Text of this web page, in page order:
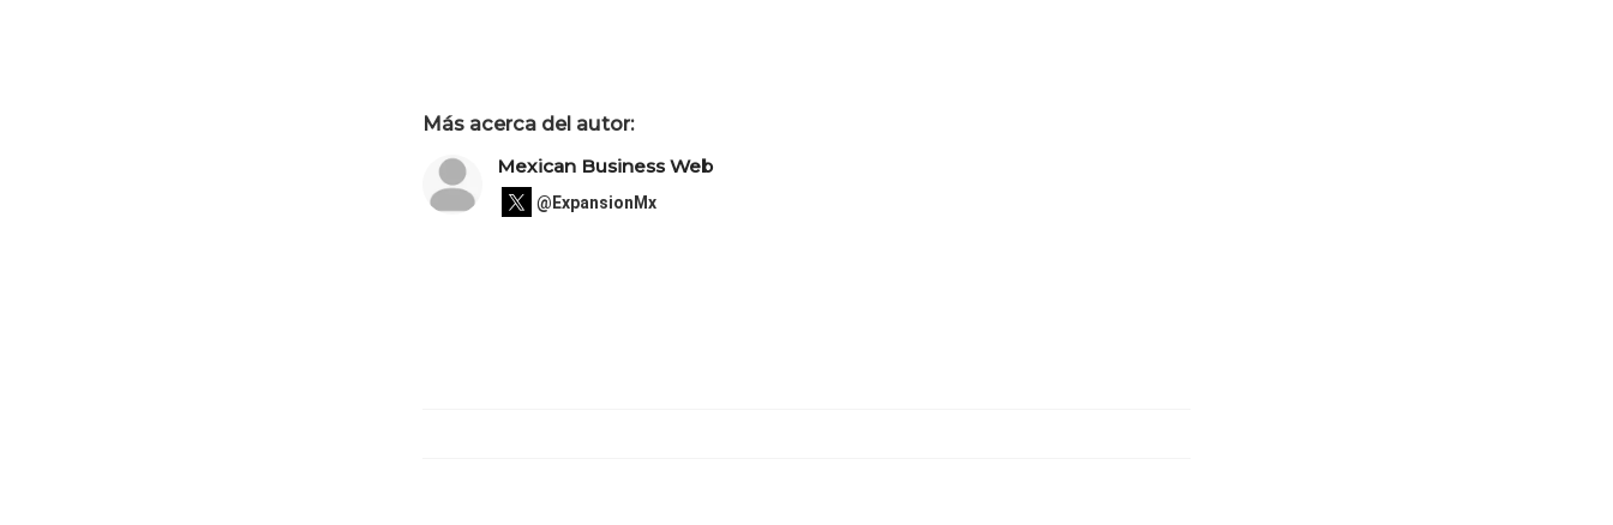
Más acerca del autor:
Mexican Business Web
@ExpansionMx